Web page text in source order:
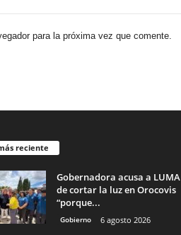
para la próxima vez que comente.
reciente
Gobernadora acusa a LUMA
de cortar la luz en Orocovis
“porque...
Gobierno 6 agosto 2026